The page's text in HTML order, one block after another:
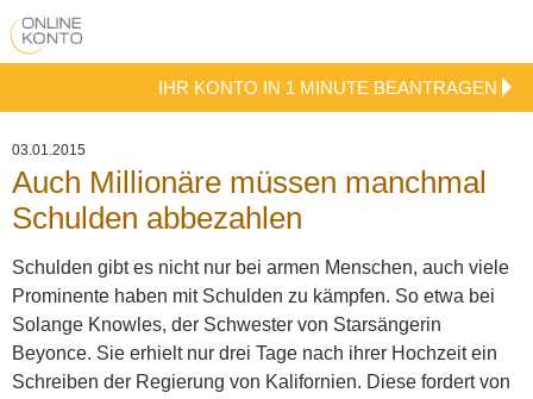
IHR KONTO IN 1 MINUTE BEANTRAGEN
03.01.2015
Auch Millionäre müssen manchmal
Schulden abbezahlen
Schulden gibt es nicht nur bei armen Menschen, auch viele
Prominente haben mit Schulden zu kämpfen. So etwa bei
Solange Knowles, der Schwester von Starsängerin
Beyonce. Sie erhielt nur drei Tage nach ihrer Hochzeit ein
Schreiben der Regierung von Kalifornien. Diese fordert von